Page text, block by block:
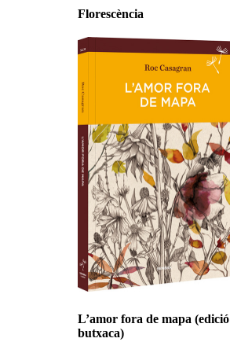
Florescència
L’amor fora de mapa (edició
butxaca)